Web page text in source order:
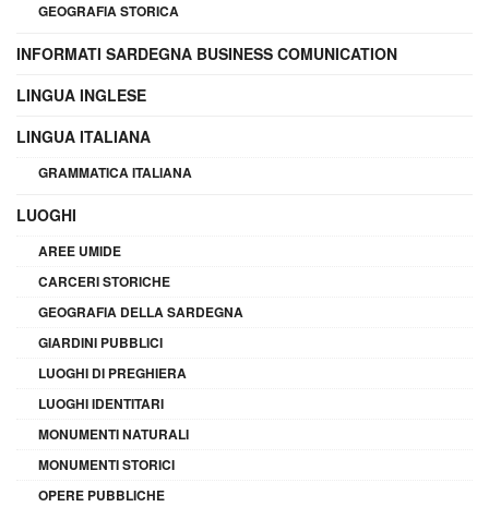
GEOGRAFIA STORICA
INFORMATI SARDEGNA BUSINESS COMUNICATION
LINGUA INGLESE
LINGUA ITALIANA
GRAMMATICA ITALIANA
LUOGHI
AREE UMIDE
CARCERI STORICHE
GEOGRAFIA DELLA SARDEGNA
GIARDINI PUBBLICI
LUOGHI DI PREGHIERA
LUOGHI IDENTITARI
MONUMENTI NATURALI
MONUMENTI STORICI
OPERE PUBBLICHE